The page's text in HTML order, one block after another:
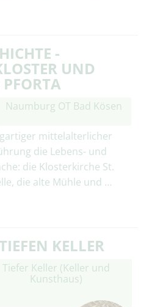
-
UND
Naumburg OT Bad Kösen
mittelalterlicher
die Lebens- und
die Klosterkirche St.
die alte Mühle und …
KELLER
Tiefer Keller (Keller und
Kunsthaus)